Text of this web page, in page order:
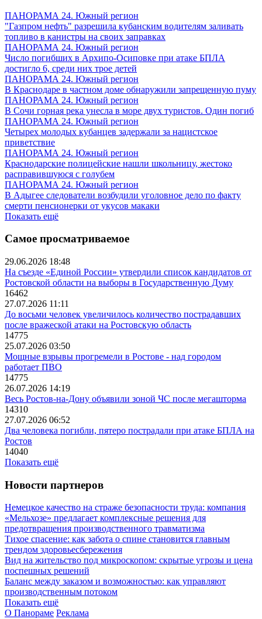
ПАНОРАМА 24. Южный регион
"Газпром нефть" разрешила кубанским водителям заливать
топливо в канистры на своих заправках
ПАНОРАМА 24. Южный регион
Число погибших в Архипо-Осиповке при атаке БПЛА
достигло 6, среди них трое детей
ПАНОРАМА 24. Южный регион
В Краснодаре в частном доме обнаружили запрещенную пуму
ПАНОРАМА 24. Южный регион
В Сочи горная река унесла в море двух туристов. Один погиб
ПАНОРАМА 24. Южный регион
Четырех молодых кубанцев задержали за нацистское
приветствие
ПАНОРАМА 24. Южный регион
Краснодарские полицейские нашли школьницу, жестоко
расправившуюся с голубем
ПАНОРАМА 24. Южный регион
В Адыгее следователи возбудили уголовное дело по факту
смерти пенсионерки от укусов макаки
Показать ещё
Самое просматриваемое
29.06.2026 18:48
На съезде «Единой России» утвердили список кандидатов от
Ростовской области на выборы в Государственную Думу
16462
27.07.2026 11:11
До восьми человек увеличилось количество пострадавших
после вражеской атаки на Ростовскую область
14775
25.07.2026 03:50
Мощные взрывы прогремели в Ростове - над городом
работает ПВО
14775
26.07.2026 14:19
Весь Ростов-на-Дону объявили зоной ЧС после мегашторма
14310
27.07.2026 06:52
Два человека погибли, пятеро пострадали при атаке БПЛА на
Ростов
14040
Показать ещё
Новости партнеров
Немецкое качество на страже безопасности труда: компания
«Мельхозе» предлагает комплексные решения для
предотвращения производственного травматизма
Тихое спасение: как забота о спине становится главным
трендом здоровьесбережения
Вид на жительство под микроскопом: скрытые угрозы и цена
поспешных решений
Баланс между заказом и возможностью: как управляют
производственным потоком
Показать ещё
О Панораме Реклама